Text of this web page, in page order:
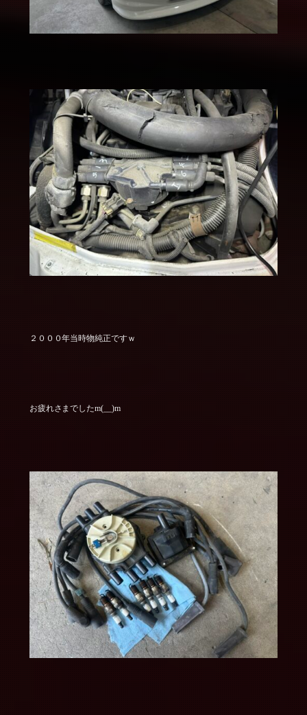
２０００年当時物純正ですｗ
お疲れさまでしたm(__)m